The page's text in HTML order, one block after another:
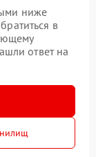
ниже
в
ответ на